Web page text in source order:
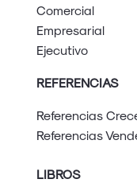
Comercial
Empresarial
Ejecutivo
REFERENCIAS
Referencias
Referencias
LIBROS